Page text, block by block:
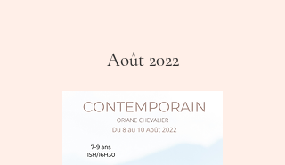
Août 2022